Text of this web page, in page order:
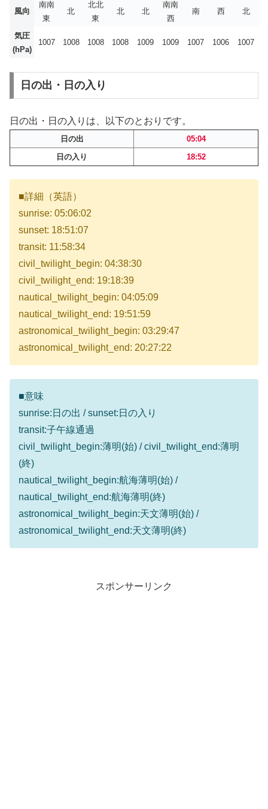
風向
南南
東
北
北北
東
北 北
南南
西
南 西 北
気圧
(hPa)
1007 1008 1008 1008 1009 1009 1007 1006 1007
日の出・日の入り
日の出・日の入りは、以下のとおりです。
日の出
05:04
日の入り
18:52
■詳細（英語）
sunrise: 05:06:02
sunset: 18:51:07
transit: 11:58:34
civil_twilight_begin: 04:38:30
civil_twilight_end: 19:18:39
nautical_twilight_begin: 04:05:09
nautical_twilight_end: 19:51:59
astronomical_twilight_begin: 03:29:47
astronomical_twilight_end: 20:27:22
■意味
sunrise:日の出 / sunset:日の入り
transit:子午線通過
civil_twilight_begin:薄明(始) / civil_twilight_end:薄明
(終)
nautical_twilight_begin:航海薄明(始) /
nautical_twilight_end:航海薄明(終)
astronomical_twilight_begin:天文薄明(始) /
astronomical_twilight_end:天文薄明(終)
スポンサーリンク